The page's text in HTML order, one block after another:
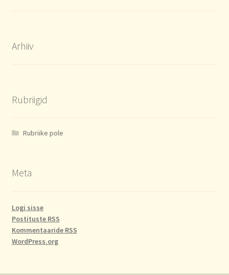
Arhiiv
Rubriigid
Rubriike pole
Meta
Logi sisse
Postituste RSS
Kommentaaride RSS
WordPress.org